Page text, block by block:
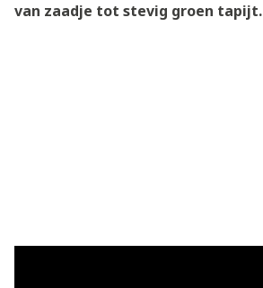
van zaadje tot stevig groen tapijt.